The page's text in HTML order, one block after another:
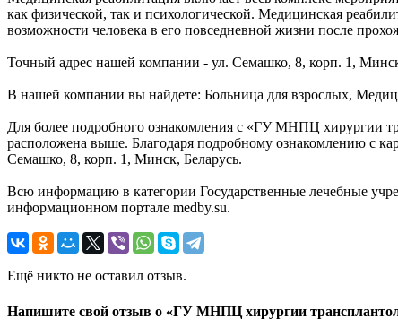
как физической, так и психологической. Медицинская
возможности человека в его повседневной жизни после
Точный адрес нашей компании - ул. Семашко, 8, корп. 1,
В нашей компании вы найдете: Больница для взрослых,
Для более подробного ознакомления с «ГУ МНПЦ хирургии
расположена выше. Благодаря подробному ознакомлению с
Семашко, 8, корп. 1, Минск, Беларусь.
Всю информацию в категории Государственные лечебные
информационном портале medby.su.
Ещё никто не оставил отзыв.
Напишите свой отзыв о «ГУ МНПЦ хирургии